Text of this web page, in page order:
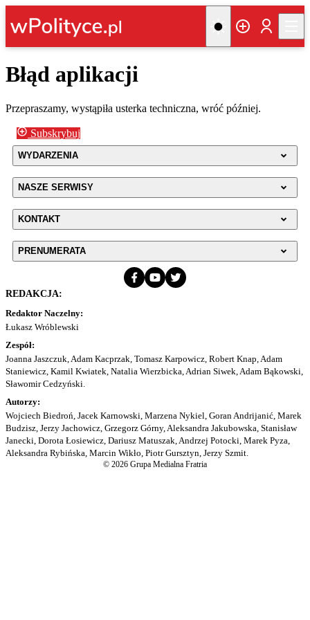
Błąd aplikacji
Przepraszamy, wystąpiła usterka techniczna, wróć później.
Subskrybuj
WYDARZENIA
NASZE SERWISY
KONTAKT
PRENUMERATA
REDAKCJA:
Redaktor Naczelny:
Łukasz Wróblewski
Zespół:
Joanna Jaszczuk, Adam Kacprzak, Tomasz Karpowicz, Robert Knap, Adam
Staniewicz, Kamil Kwiatek, Natalia Wierzbicka, Adrian Siwek, Adam Bąkowski,
Sławomir Cedzyński.
Autorzy:
Wojciech Biedroń, Jacek Karnowski, Marzena Nykiel, Goran Andrijanić, Marek
Budzisz, Jerzy Jachowicz, Grzegorz Górny, Aleksandra Jakubowska, Stanisław
Janecki, Dorota Łosiewicz, Dariusz Matuszak, Andrzej Potocki, Marek Pyza,
Aleksandra Rybińska, Marcin Wikło, Piotr Gursztyn, Jerzy Szmit.
© 2026 Grupa Medialna Fratria